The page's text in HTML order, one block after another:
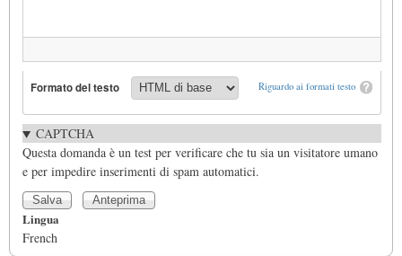
Riguardo ai formati testo
Formato del testo
CAPTCHA
Questa domanda è un test per verificare che tu sia un visitatore umano
e per impedire inserimenti di spam automatici.
Lingua
French